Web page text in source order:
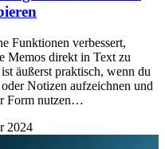
Funktionen verbessert,
Memos direkt in Text zu
äußerst praktisch, wenn du
Notizen aufzeichnen und
Form nutzen…
2024